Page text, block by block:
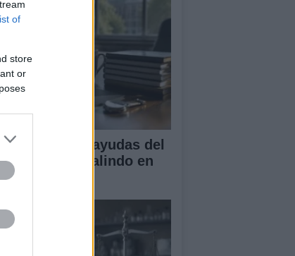
of
store
or
cuatro ayudas del
Beatriz Galindo en